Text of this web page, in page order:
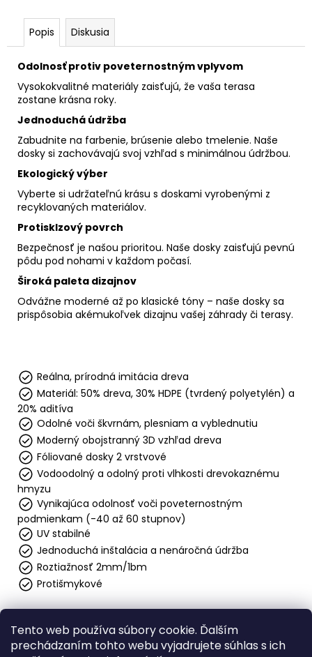
Tento web používa súbory cookie. Ďalším
prechádzaním tohto webu vyjadrujete súhlas s ich
Popis Diskusia
Odolnosť protiv poveternostným vplyvom
Vysokokvalitné materiály zaisťujú, že vaša terasa
zostane krásna roky.
Jednoduchá údržba
Zabudnite na farbenie, brúsenie alebo tmelenie. Naše
dosky si zachovávajú svoj vzhľad s minimálnou údržbou.
Ekologický výber
Vyberte si udržateľnú krásu s doskami vyrobenými z
recyklovaných materiálov.
Protisklzový povrch
Bezpečnosť je našou prioritou. Naše dosky zaisťujú pevnú
pôdu pod nohami v každom počasí.
Široká paleta dizajnov
Odvážne moderné až po klasické tóny – naše dosky sa
prispôsobia akémukoľvek dizajnu vašej záhrady či terasy.
Reálna, prírodná imitácia dreva
Materiál: 50% dreva, 30% HDPE (tvrdený polyetylén) a
20% aditíva
Odolné voči škvrnám, plesniam a vyblednutiu
Moderný obojstranný 3D vzhľad dreva
Fóliované dosky 2 vrstvové
Vodoodolný a odolný proti vlhkosti drevokaznému
hmyzu
Vynikajúca odolnosť voči poveternostným
podmienkam (-40 až 60 stupnov)
UV stabilné
Jednoduchá inštalácia a nenáročná údržba
Roztiažnosť 2mm/1bm
Protišmykové
Obchodné podmienky Ochrana osobných údajov